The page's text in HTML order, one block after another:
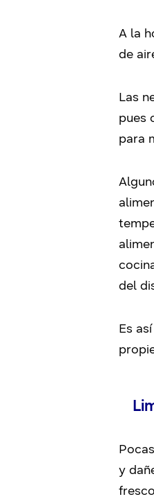
A la
de
Las
pues
para
del
Es
y